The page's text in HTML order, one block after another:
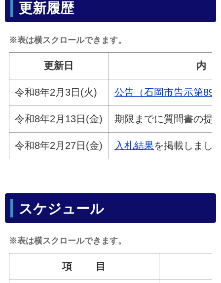
更新履歴
※表は横スクロールできます。
更新日 内
令和8年2月3日(火) 公告（石岡市告示第89
令和8年2月13日(金) 期限までに質問書の提
令和8年2月27日(金) 入札結果を掲載しまし
スケジュール
※表は横スクロールできます。
項 目